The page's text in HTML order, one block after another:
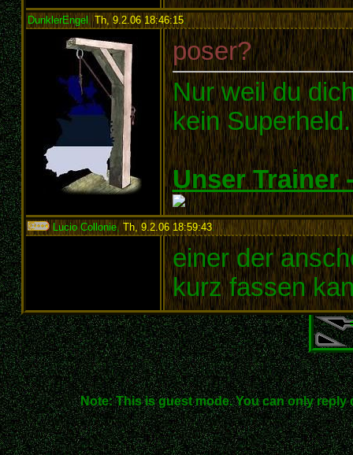
DunklerEngel,Th, 9.2.06 18:46:15:
poser?
Nur weil du
kein Superheld.
Unser Trainer
Lucio Collonie, Th, 9.2.06 18:59:43:
einer der
kurz fassen
Note: This is guest mode. You can only